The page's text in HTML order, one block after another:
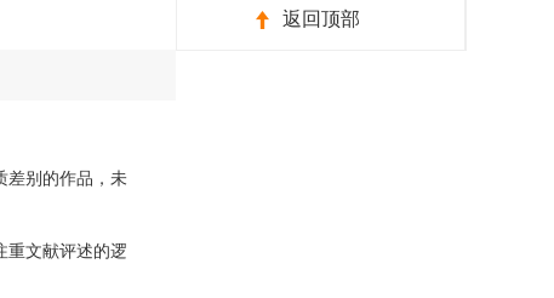
差别的作品，未
重文献评述的逻
返回顶部